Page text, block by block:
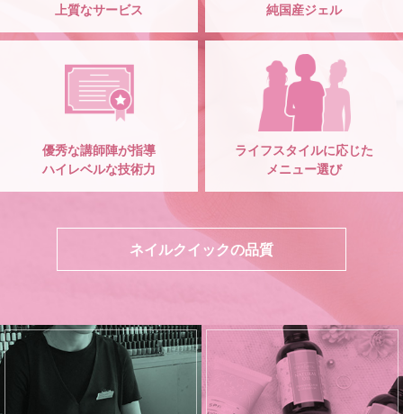
上質なサービス
純国産ジェル
優秀な講師陣が指導
ハイレベルな技術力
ライフスタイルに応じた
メニュー選び
ネイルクイックの品質